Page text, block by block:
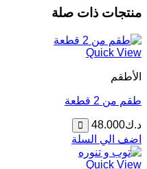
منتجات ذات صلة
Quick View
الأطقم
طقم من 2 قطعة
د.ك48.000
اضف الي السلة
Quick View